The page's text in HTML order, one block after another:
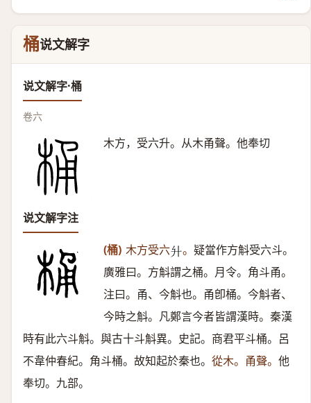
桶说文解字
说文解字·桶
卷六
木方，受六升。从木甬聲。他奉切
说文解字注
(桶) 木方受六𦫵 。 疑當作方斛受六斗。
廣雅曰。方斛謂之桶。月令。角斗甬。
注曰。甬、今斛也。甬卽桶。今斛者、
今時之斛。凡鄭言今者皆謂漢時。秦漢
時有此六斗斛。與古十斗斛異。史記。商君平斗桶。呂
不韋仲春紀。角斗桶。故知起於秦也。 從木。甬聲。 他
奉切。九部。